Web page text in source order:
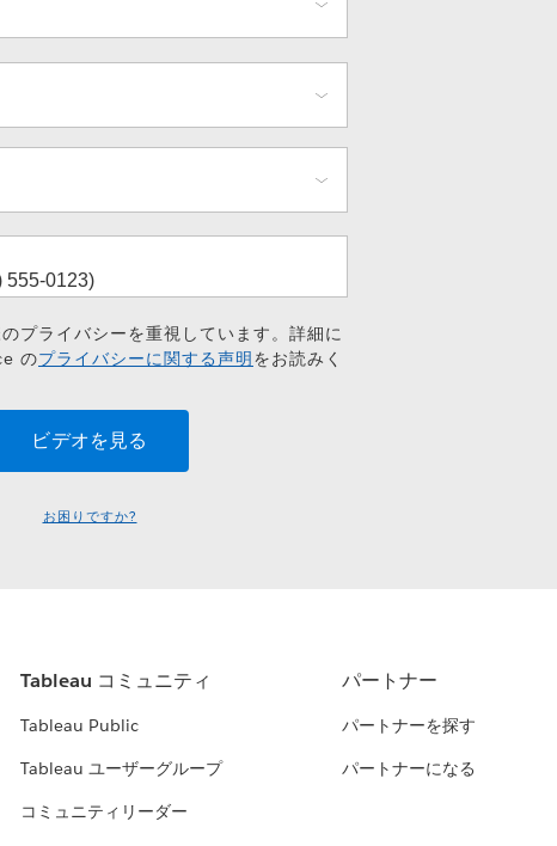
プライバシーを重視しています。詳細に
のプライバシーに関する声明をお読みく
お困りですか?
Tableau コミュニティ
Tableau Public
Tableau ユーザーグループ
コミュニティリーダー
パートナー
パートナーを探す
パートナーになる